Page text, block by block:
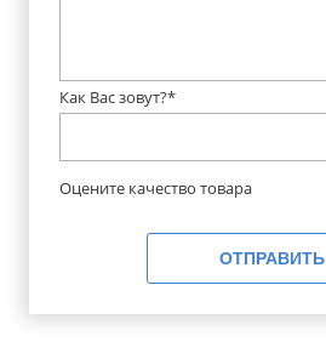
Как Вас зовут?*
Оцените качество товара
ОТПРАВИТЬ